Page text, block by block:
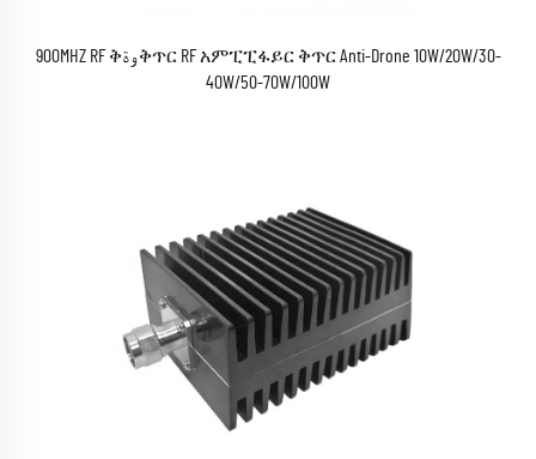
900MHZ RF ቅوة ቅጥር RF አምፒፒፋይር ቅጥር Anti-Drone 10W/20W/30-
40W/50-70W/100W